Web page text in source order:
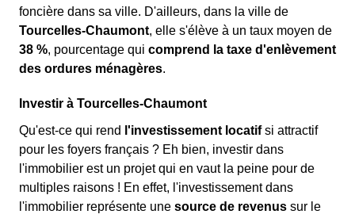
foncière dans sa ville. D'ailleurs, dans la ville de
Tourcelles-Chaumont, elle s'élève à un taux moyen de
38 %, pourcentage qui comprend la taxe d'enlèvement
des ordures ménagères.
Investir à Tourcelles-Chaumont
Qu'est-ce qui rend l'investissement locatifsi attractif
pour les foyers français ? Eh bien, investir dans
l'immobilier est un projet qui en vaut la peine pour de
multiples raisons ! En effet, l'investissement dans
l'immobilier représente une source de revenus sur le